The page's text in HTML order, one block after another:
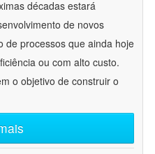
décadas estará
de novos
de processos que ainda hoje
ou com alto custo.
o objetivo de construir o